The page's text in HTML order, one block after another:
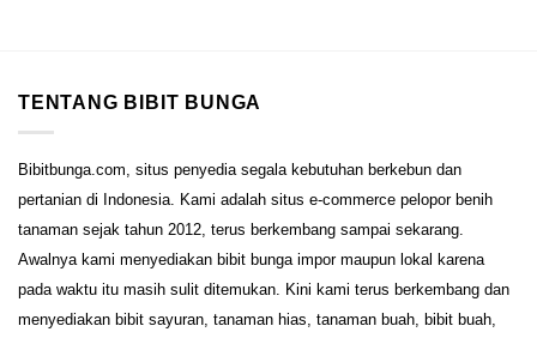
TENTANG BIBIT BUNGA
Bibitbunga.com, situs penyedia segala kebutuhan berkebun dan
pertanian di Indonesia. Kami adalah situs e-commerce pelopor benih
tanaman sejak tahun 2012, terus berkembang sampai sekarang.
Awalnya kami menyediakan bibit bunga impor maupun lokal karena
pada waktu itu masih sulit ditemukan. Kini kami terus berkembang dan
menyediakan bibit sayuran, tanaman hias, tanaman buah, bibit buah,